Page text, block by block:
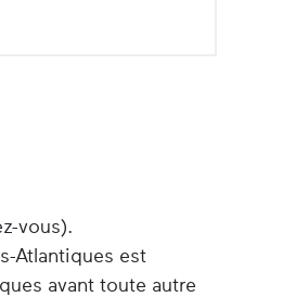
vous).
Atlantiques est
avant toute autre